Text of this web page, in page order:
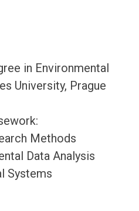
in Environmental
University, Prague
Methods
Data Analysis
Systems